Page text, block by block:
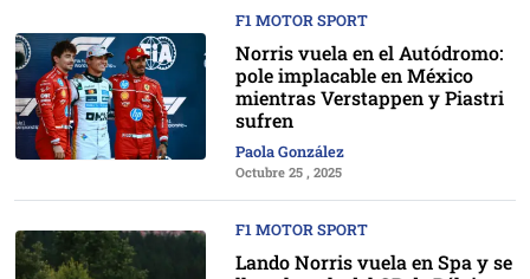
F1 MOTOR SPORT
Norris vuela en el Autódromo:
pole implacable en México
mientras Verstappen y Piastri
sufren
Paola González
Octubre 25 , 2025
F1 MOTOR SPORT
Lando Norris vuela en Spa y se